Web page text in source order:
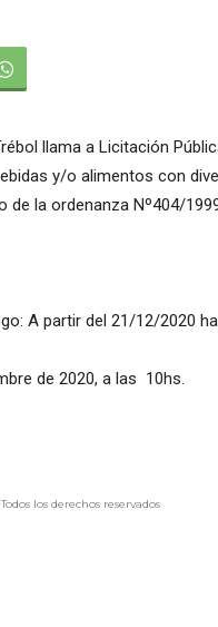
llama a Licitación
y/o alimentos con
de la ordenanza Nº404/
A partir del 21/12/2020
de 2020, a las 10hs.
los derechos reservados